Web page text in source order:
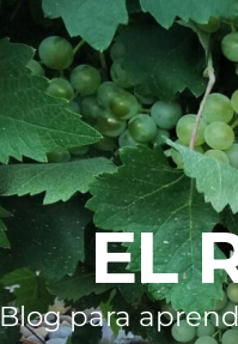
EL
Blog para